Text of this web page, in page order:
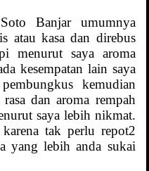
Banjar umumnya
atau kasa dan direbus
menurut saya aroma
kesempatan lain saya
kemudian
dan aroma rempah
saya lebih nikmat.
tak perlu repot2
yang lebih anda sukai